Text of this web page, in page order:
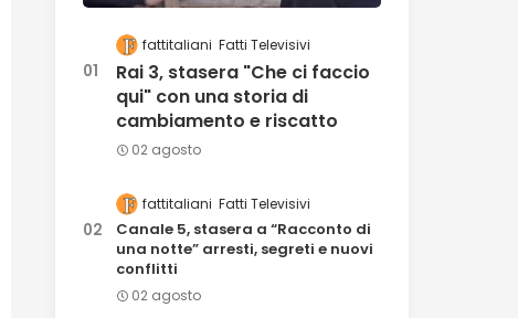
fattitaliani Fatti Televisivi
Rai 3, stasera "Che ci faccio
qui" con una storia di
cambiamento e riscatto
02 agosto
fattitaliani Fatti Televisivi
Canale 5, stasera a “Racconto di
una notte” arresti, segreti e nuovi
conflitti
02 agosto